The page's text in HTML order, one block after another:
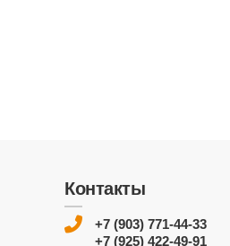
Контакты
+7 (903) 771-44-33
+7 (925) 422-49-91